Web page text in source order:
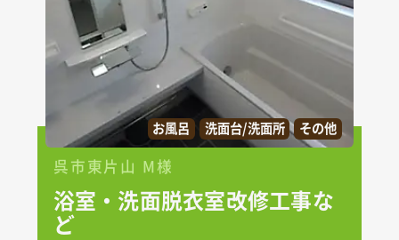
お風呂 洗面台/洗面所 その他
呉市東片山 M様
浴室・洗面脱衣室改修工事な
ど